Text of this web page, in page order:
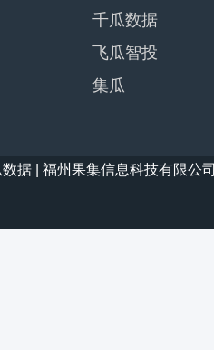
千瓜数据
飞瓜智投
集瓜
据 | 福州果集信息科技有限公司